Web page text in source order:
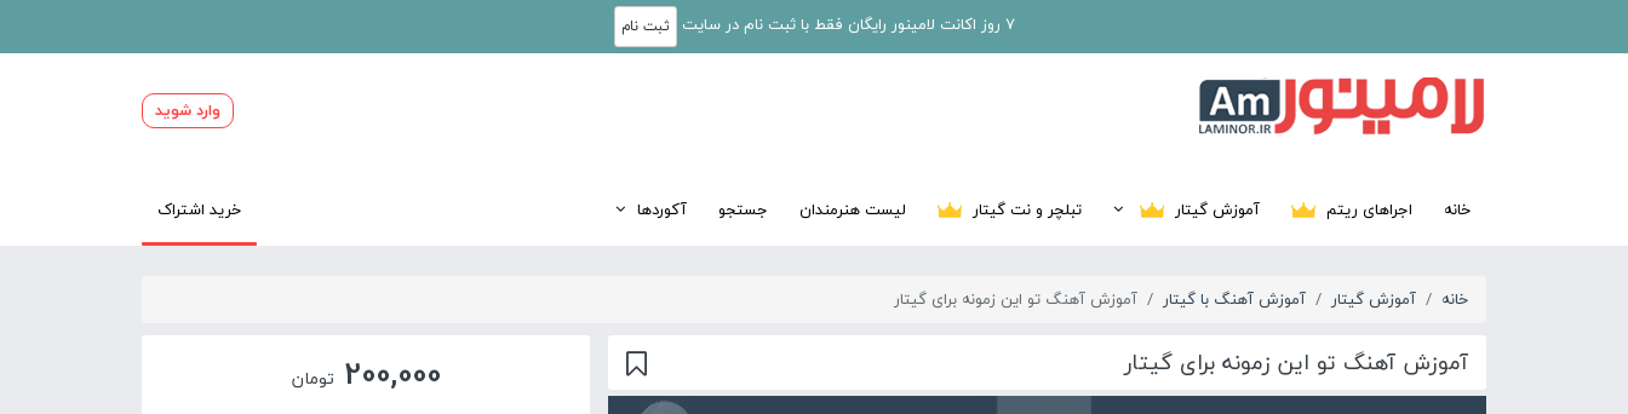
7 روز اکانت لامینور رایگان فقط با ثبت نام در سایت ثبت نام
وارد شوید
خانه اجراهای ریتم آموزش گیتار تبلچر و نت گیتار لیست هنرمندان جستجو آکوردها خرید اشتراک
خانه آموزش گیتار آموزش آهنگ با گیتار آموزش آهنگ تو این زمونه برای گیتار
آموزش آهنگ تو این زمونه برای گیتار
00:00
200,000 تومان